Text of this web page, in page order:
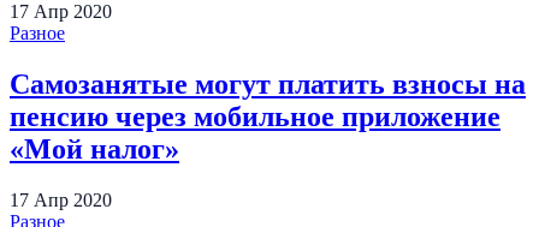
17 Апр 2020
Разное
Самозанятые могут платить взносы на
пенсию через мобильное приложение
«Мой налог»
17 Апр 2020
Разное